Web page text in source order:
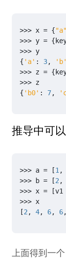
>>> x = {"a"
>>> y = {
>>> y
{ 'a' : 3, 'b'
>>> z = {
>>> z
{ 'b0' : 7,
推导中可
>>> a = [1 ,
>>>
b = [2 ,
>>> x = [v1
>>> x
[2 , 4, 6, 6,
上面得到一